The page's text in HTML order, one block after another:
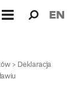
dla: EN
>Deklaracja